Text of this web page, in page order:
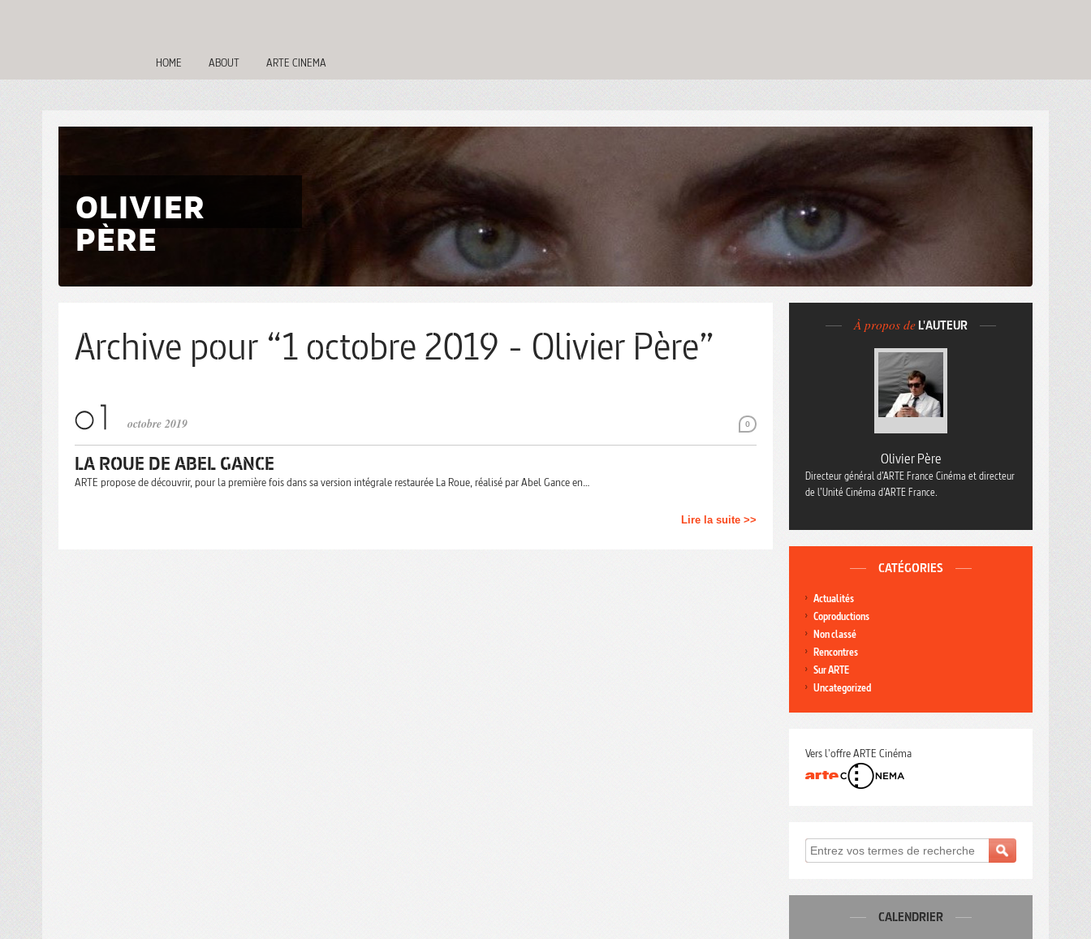
HOME ABOUT ARTE CINEMA
OLIVIER
PÈRE
Archive pour “1 octobre 2019 - Olivier Père”
0
octobre 2019
LA ROUE DE ABEL GANCE
ARTE propose de découvrir, pour la première fois dans sa version intégrale restaurée La Roue, réalisé par Abel Gance en…
Lire la suite >>
À propos de L'AUTEUR
Olivier Père
Directeur général d’ARTE France Cinéma et directeur
de l’Unité Cinéma d’ARTE France.
CATÉGORIES
Actualités
Coproductions
Non classé
Rencontres
Sur ARTE
Uncategorized
Vers l'offre ARTE Cinéma
CALENDRIER